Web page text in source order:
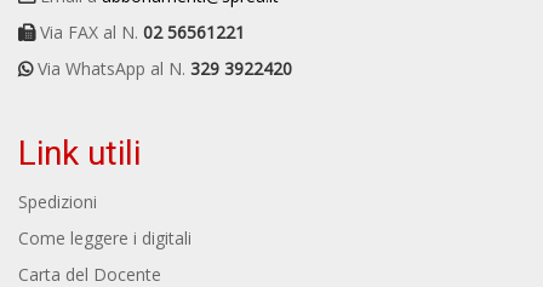
Via FAX al N. 02 56561221
Via WhatsApp al N. 329 3922420
Link utili
Spedizioni
Come leggere i digitali
Carta del Docente